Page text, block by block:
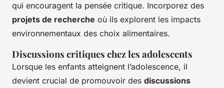
qui encouragent la pensée critique. Incorporez des
projets de recherche où ils explorent les impacts
environnementaux des choix alimentaires.
Discussions critiques chez les adolescents
Lorsque les enfants atteignent l’adolescence, il
devient crucial de promouvoir des discussions